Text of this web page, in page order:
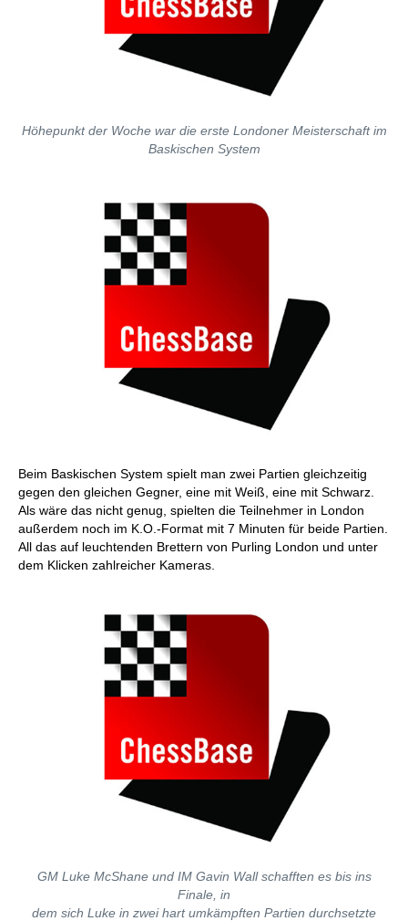
Höhepunkt der Woche war die erste Londoner Meisterschaft im
Baskischen System
Beim Baskischen System spielt man zwei Partien gleichzeitig
gegen den gleichen Gegner, eine mit Weiß, eine mit Schwarz.
Als wäre das nicht genug, spielten die Teilnehmer in London
außerdem noch im K.O.-Format mit 7 Minuten für beide Partien.
All das auf leuchtenden Brettern von Purling London und unter
dem Klicken zahlreicher Kameras.
GM Luke McShane und IM Gavin Wall schafften es bis ins
Finale, in
dem sich Luke in zwei hart umkämpften Partien durchsetzte